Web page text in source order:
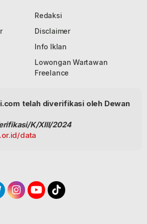
Redaksi
Disclaimer
Info Iklan
Lowongan Wartawan
Freelance
telah diverifikasi oleh Dewan
K/XIII/2024
data